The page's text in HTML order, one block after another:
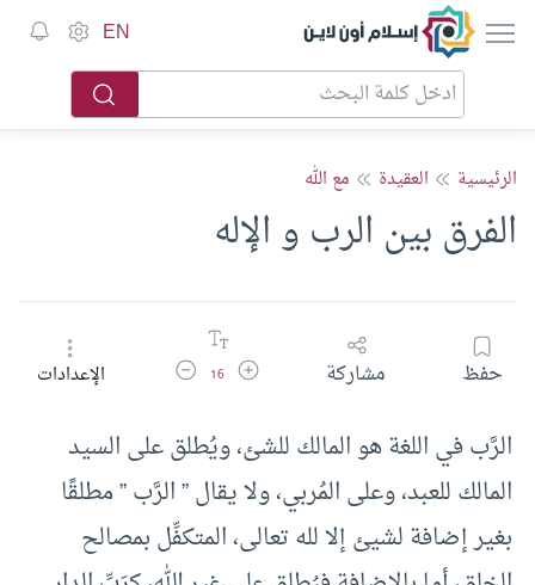
إسلام أون لاين EN
الرئيسية العقيدة مع الله
الفرق بين الرب و الإله
حفظ مشاركة زيادة حجم الخط
16 تقليل حجم الخطالإعدادات
الرَّب في اللغة هو المالك للشئ، ويُطلق على السيد
المالك للعبد، وعلى المُربي، ولا يقال ” الرَّب ” مطلقًا
بغير إضافة لشيئ إلا لله تعالى، المتكفِّل بمصالح